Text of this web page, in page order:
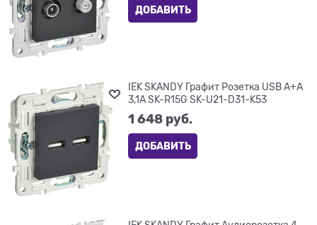
ДОБАВИТЬ
IEK SKANDY Графит Розетка USB A+A
3,1А SK-R15G SK-U21-D31-K53
1 648 руб.
ДОБАВИТЬ